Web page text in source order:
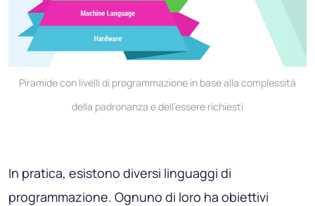
Piramide con livelli di programmazione in base alla complessità
della padronanza e dell'essere richiesti
In pratica, esistono diversi linguaggi di
programmazione. Ognuno di loro ha obiettivi